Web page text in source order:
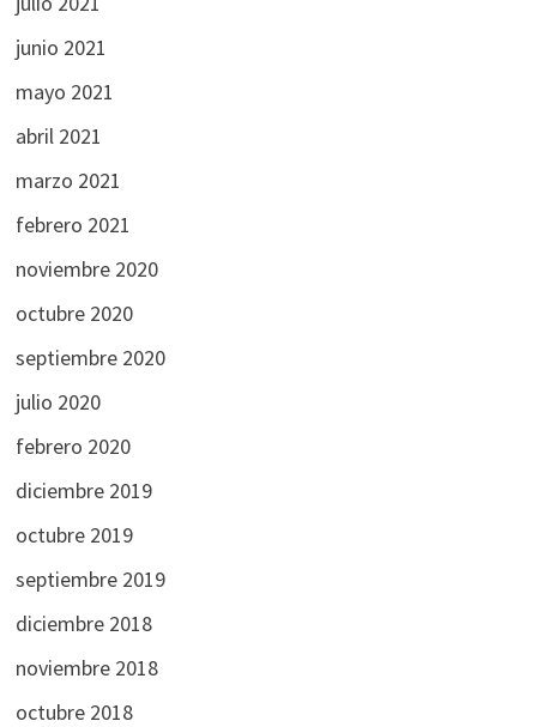
junio 2021
mayo 2021
abril 2021
marzo 2021
febrero 2021
noviembre 2020
octubre 2020
septiembre 2020
julio 2020
febrero 2020
diciembre 2019
octubre 2019
septiembre 2019
diciembre 2018
noviembre 2018
octubre 2018